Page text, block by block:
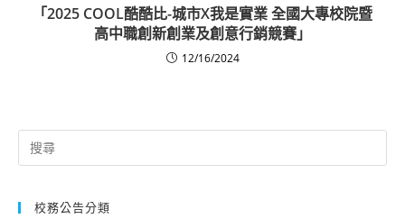
「2025 COOL酷酷比-城市X我是實業 全國大專校院暨
高中職創新創業及創意行銷競賽」
12/16/2024
Search
for:
校務公告分類